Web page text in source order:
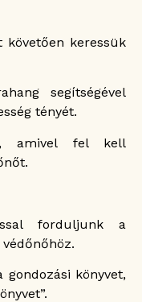
követően keressük
segítségével
tényét.
amivel fel kell
forduljunk a
gondozási könyvet,